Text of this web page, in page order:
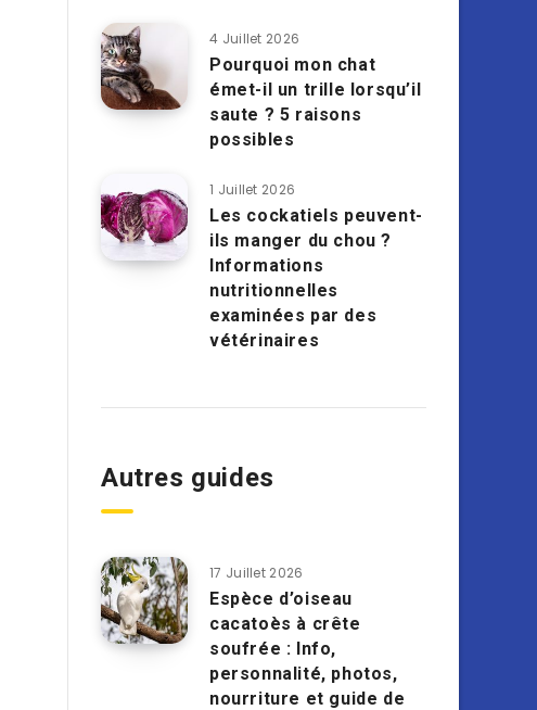
4 Juillet 2026
Pourquoi mon chat
émet-il un trille lorsqu’il
saute ? 5 raisons
possibles
1 Juillet 2026
Les cockatiels peuvent-
ils manger du chou ?
Informations
nutritionnelles
examinées par des
vétérinaires
Autres guides
17 Juillet 2026
Espèce d’oiseau
cacatoès à crête
soufrée : Info,
personnalité, photos,
nourriture et guide de